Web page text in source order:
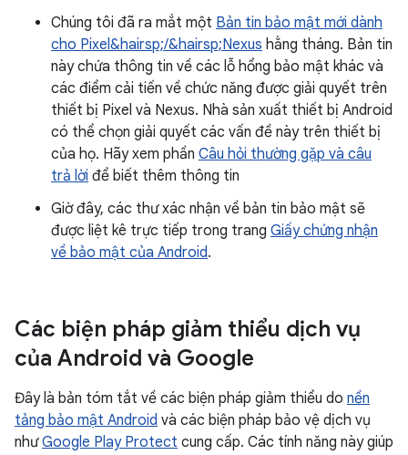
Chúng tôi đã ra mắt một Bản tin bảo mật mới dành
cho Pixel&hairsp;/&hairsp;Nexus hằng tháng. Bản tin
này chứa thông tin về các lỗ hổng bảo mật khác và
các điểm cải tiến về chức năng được giải quyết trên
thiết bị Pixel và Nexus. Nhà sản xuất thiết bị Android
có thể chọn giải quyết các vấn đề này trên thiết bị
của họ. Hãy xem phần Câu hỏi thường gặp và câu
trả lời để biết thêm thông tin
Giờ đây, các thư xác nhận về bản tin bảo mật sẽ
được liệt kê trực tiếp trong trang Giấy chứng nhận
về bảo mật của Android.
Các biện pháp giảm thiểu dịch vụ
của Android và Google
Đây là bản tóm tắt về các biện pháp giảm thiểu do nền
tảng bảo mật Android và các biện pháp bảo vệ dịch vụ
nhưGoogle Play Protect cung cấp. Các tính năng này giúp